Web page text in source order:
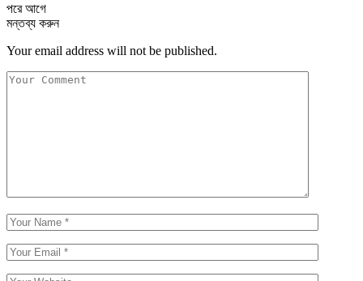
পরেআগে
মন্তব্য করুন
Your email address will not be published.